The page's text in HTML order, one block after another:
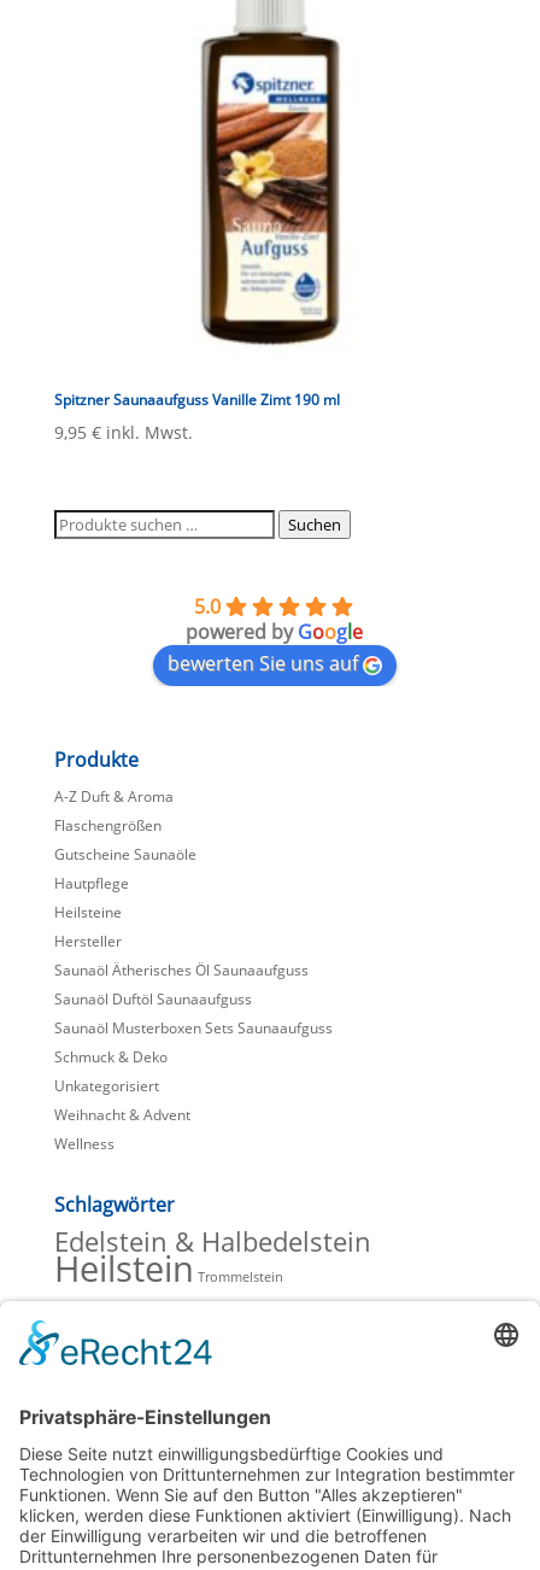
Spitzner Saunaaufguss Vanille Zimt 190 ml
9,95 € inkl. Mwst.
Suchen
nach:
Suchen
5.0
powered byGoogle
bewerten Sie uns auf
Produkte
A-Z Duft & Aroma
Flaschengrößen
Gutscheine Saunaöle
Hautpflege
Heilsteine
Hersteller
Saunaöl Ätherisches Öl Saunaaufguss
Saunaöl Duftöl Saunaaufguss
Saunaöl Musterboxen Sets Saunaaufguss
Schmuck & Deko
Unkategorisiert
Weihnacht & Advent
Wellness
Schlagwörter
Edelstein & Halbedelstein
Heilstein Trommelstein
Beiträge Blog
Verkaufsschlager bei Saunaöl & Duftöl
Mineralsteine, Heilsteine und Schmucksteine
Spitzner Saunaufguss, Duschschaum und Massageöl
Kategorien Blog